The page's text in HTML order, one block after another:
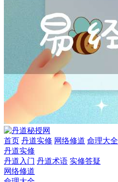
首页 丹道实修 网络修道 命理大全
丹道实修
丹道入门 丹道术语 实修答疑
网络修道